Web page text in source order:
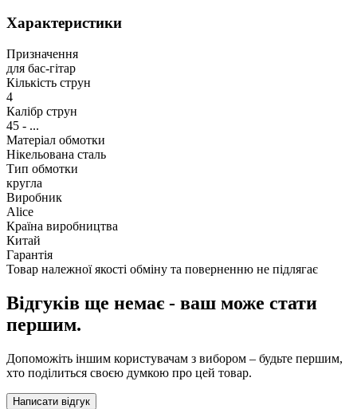
Характеристики
Призначення
для бас-гітар
Кількість струн
4
Калібр струн
45 - ...
Матеріал обмотки
Нікельована сталь
Тип обмотки
кругла
Виробник
Alice
Країна виробництва
Китай
Гарантія
Товар належної якості обміну та поверненню не підлягає
Відгуків ще немає - ваш може стати
першим.
Допоможіть іншим користувачам з вибором – будьте першим,
хто поділиться своєю думкою про цей товар.
Написати відгук